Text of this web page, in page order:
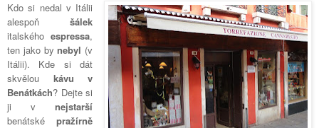
Kdo si nedal v Itálii
alespoňšálek
italskéhoespressa,
ten jako bynebyl (v
Itálii). Kde si dát
skvělou kávu v
Benátkách? Dejte si
ji vnejstarší
benátsképražírně